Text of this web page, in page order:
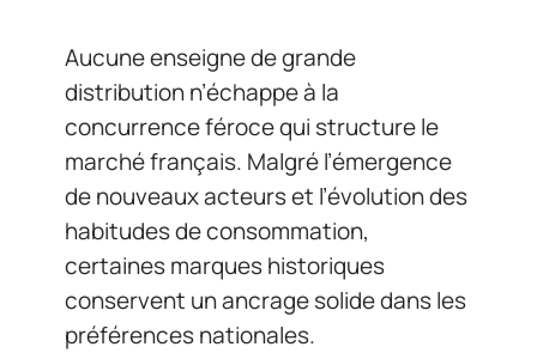
Aucune enseigne de grande
distribution n’échappe à la
concurrence féroce qui structure le
marché français. Malgré l’émergence
de nouveaux acteurs et l’évolution des
habitudes de consommation,
certaines marques historiques
conservent un ancrage solide dans les
préférences nationales.